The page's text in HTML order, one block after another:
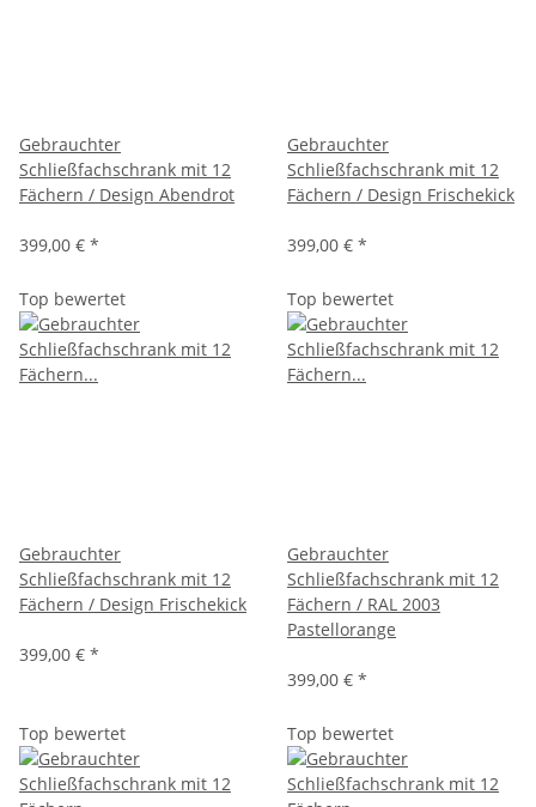
Gebrauchter
Schließfachschrank mit 12
Fächern / Design Abendrot
399,00 € *
Gebrauchter
Schließfachschrank mit 12
Fächern / Design Frischekick
399,00 € *
Top bewertet
Gebrauchter
Schließfachschrank mit 12
Fächern / Design Frischekick
399,00 € *
Top bewertet
Gebrauchter
Schließfachschrank mit 12
Fächern / RAL 2003
Pastellorange
399,00 € *
Top bewertet Top bewertet